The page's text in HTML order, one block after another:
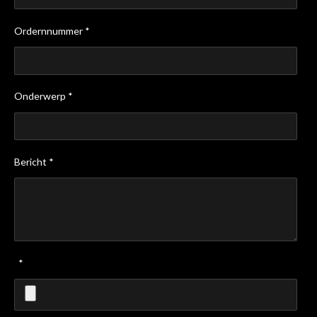
Ordernnummer *
Onderwerp *
Bericht *
*